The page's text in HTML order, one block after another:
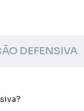
DEFENSIVA